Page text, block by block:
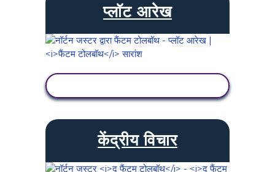
प्लॉट आरेख
केंद्रीय विचार